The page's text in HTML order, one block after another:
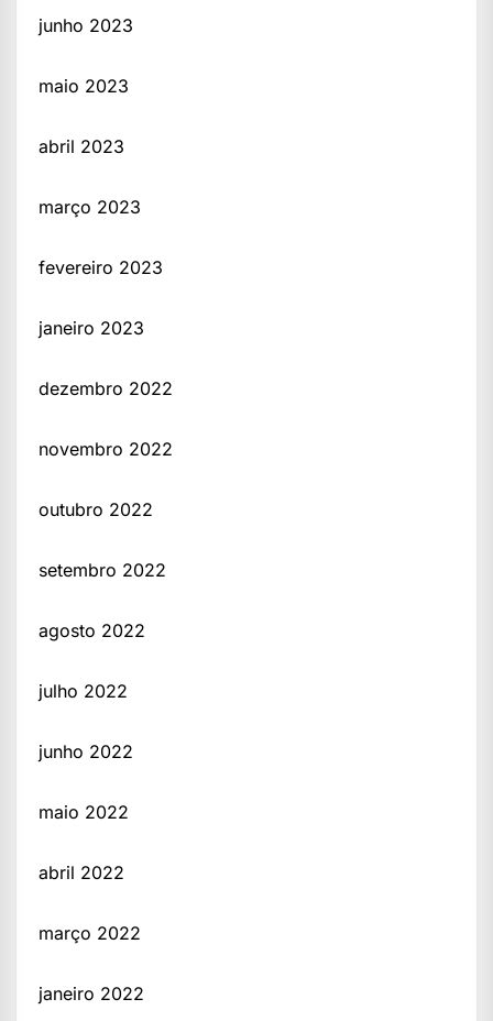
junho 2023
maio 2023
abril 2023
março 2023
fevereiro 2023
janeiro 2023
dezembro 2022
novembro 2022
outubro 2022
setembro 2022
agosto 2022
julho 2022
junho 2022
maio 2022
abril 2022
março 2022
janeiro 2022